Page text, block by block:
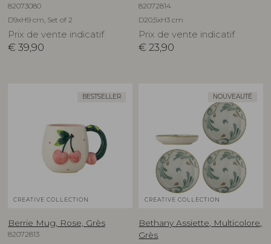
82073080
D9xH9 cm, Set of 2
Prix de vente indicatif
€ 39,90
82072814
D20,5xH3 cm
Prix de vente indicatif
€ 23,90
BESTSELLER
CREATIVE COLLECTION
Berrie Mug, Rose, Grès
82072813
NOUVEAUTÉ
CREATIVE COLLECTION
Bethany Assiette, Multicolore,
Grès